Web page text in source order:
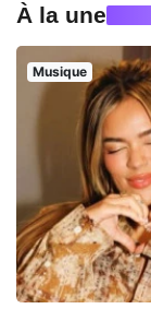
À la une
Musique